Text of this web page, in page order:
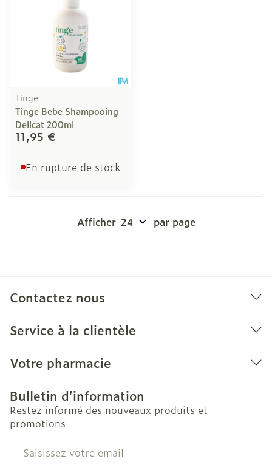
Tinge
Tinge Bebe Shampooing
Delicat 200ml
11,95 €
En rupture de stock
Afficher par page
Contactez nous
Service à la clientèle
Votre pharmacie
Bulletin d’information
Restez informé des nouveaux produits et
promotions
Adresse mail